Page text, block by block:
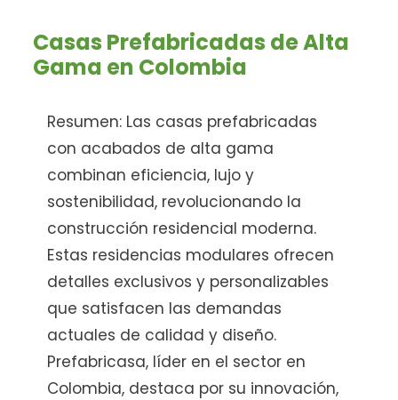
Casas Prefabricadas de Alta
Gama en Colombia
Resumen: Las casas prefabricadas
con acabados de alta gama
combinan eficiencia, lujo y
sostenibilidad, revolucionando la
construcción residencial moderna.
Estas residencias modulares ofrecen
detalles exclusivos y personalizables
que satisfacen las demandas
actuales de calidad y diseño.
Prefabricasa, líder en el sector en
Colombia, destaca por su innovación,